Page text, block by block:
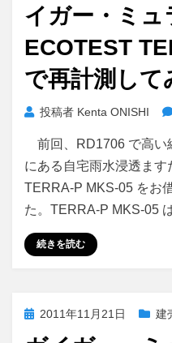
イガー・ミュ
ECOTEST
で再計測して
投稿者 Kenta ONISHI
前回、RD1706 で高い
にある自宅雨水浸透ま
TERRA-P MKS-05 をお
た。TERRA-P MKS-05
続きを読む
投 2011年11月21日 建